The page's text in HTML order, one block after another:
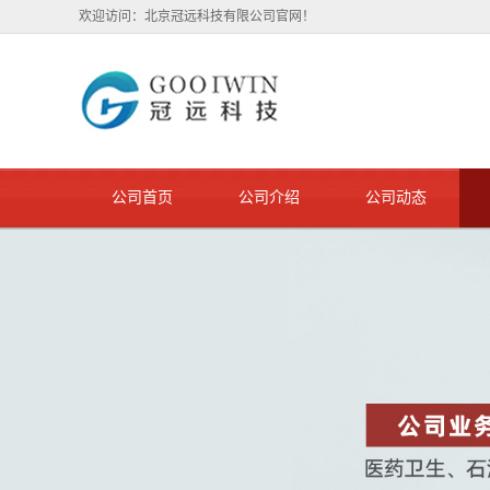
欢迎访问：北京冠远科技有限公司官网！
公司首页 公司介绍 公司动态